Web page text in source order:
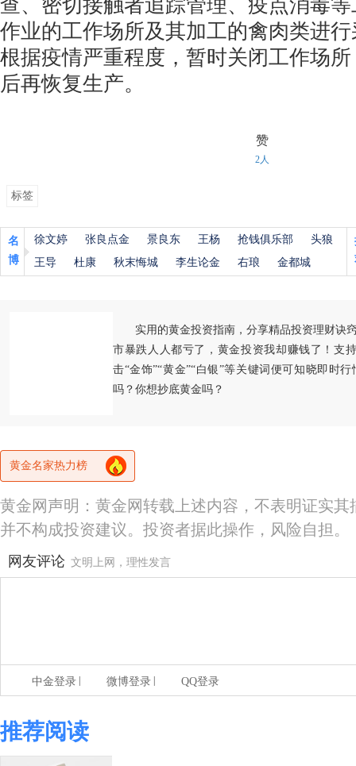
查、密切接触者追踪管理、疫点消毒
作业的工作场所及其加工的禽肉类进
根据疫情严重程度，暂时关闭工作场
后再恢复生产。
赞
2人
标签
名
博
徐文婷 张良点金 景良东 王杨 抢钱俱乐部
头狼
王导
杜康 秋末悔城 李生论金 右琅 金都城
实用的黄金投资指南，分享精品投资理财诀
市暴跌人人都亏了，黄金投资我却赚钱了！支
击“金饰”“黄金”“白银”等关键词便可知晓即时
吗？你想抄底黄金吗？
黄金名家热力榜
黄金网声明：黄金网转载上述内容，不表明证实
并不构成投资建议。投资者据此操作，风险自担。
网友评论 文明上网，理性发言
中金登录 微博登录 QQ登录
推荐阅读